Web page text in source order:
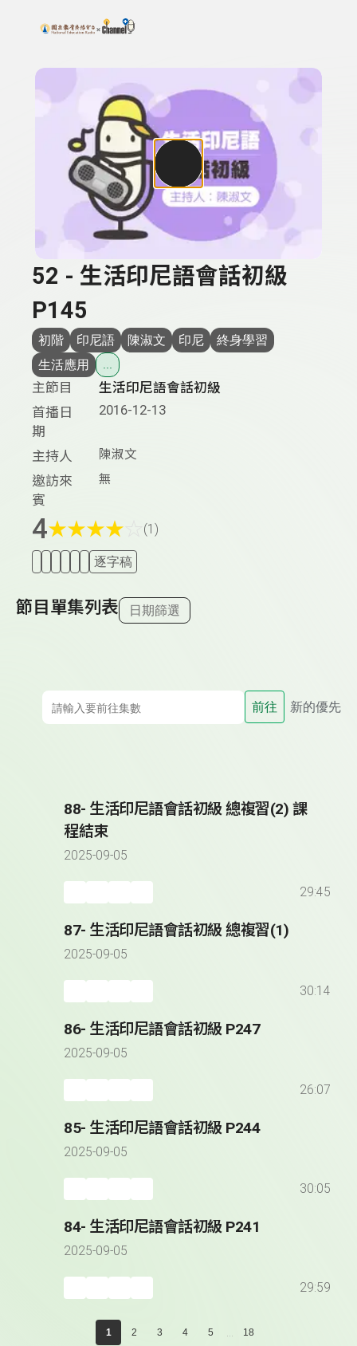
上方功能區塊
搜尋關鍵字：可輸入節目名稱、主持人或關鍵字
52 - 生活印尼語會話初級
P145
初階 印尼語 陳淑文 印尼
終身學習
生活應用
...
主節目
生活印尼語會話初級
首播日
期
2016-12-13
主持人 陳淑文
邀訪來
賓
無
4★★★★ (1)
逐字稿
節目單集列表 日期篩選
前往 新的優先
88- 生活印尼語會話初級 總複習(2) 課
程結束
2025-09-05
29:45
87- 生活印尼語會話初級 總複習(1)
2025-09-05
30:14
86- 生活印尼語會話初級 P247
2025-09-05
26:07
85- 生活印尼語會話初級 P244
2025-09-05
30:05
84- 生活印尼語會話初級 P241
2025-09-05
29:59
1 2 3 4 5 ... 18